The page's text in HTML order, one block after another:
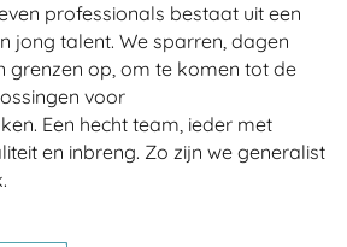
professionals bestaat uit een
jong talent. We sparren, dagen
grenzen op, om te komen tot de
voor
Een hecht team, ieder met
en inbreng. Zo zijn we generalist